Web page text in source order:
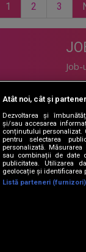
1 2 3
Atât noi, cât și
Dezvoltarea și
și/sau accesarea
conținutului personalizat.
pentru selectarea
personalizată.
sau combinații de date
publicitatea. Utilizarea
geolocație și identificarea
Listă parteneri (furnizori)